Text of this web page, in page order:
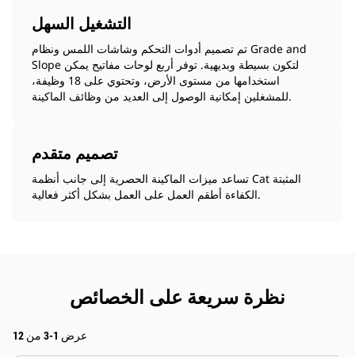
التشغيل السهل
تم تصميم أدوات التحكم وشاشات اللمس ونظام Grade and
Slope لتكون بسيطة وبديهية. توفر أربع لوحات مفاتيح يمكن
استخدامها من مستوى الأرض، وتحتوي على 18 وظيفة،
للمشغلين إمكانية الوصول إلى العديد من وظائف الماكينة.
تصميم متقدم
تساعد ميزات الماكينة الحصرية إلى جانب أنظمة Cat المثبتة
الكفاءة أطقم العمل على العمل بشكل أكثر فعالية.
نظرة سريعة على الخصائص
عرض 1-3 من 12